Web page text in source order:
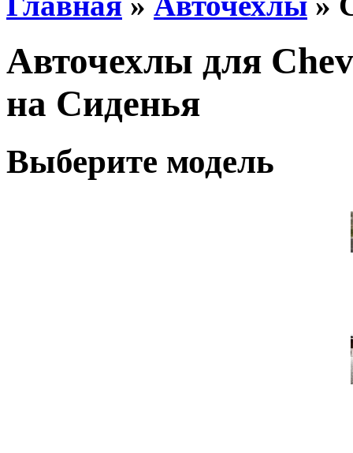
Авточехлы для
на Сиденья
Выберите модель